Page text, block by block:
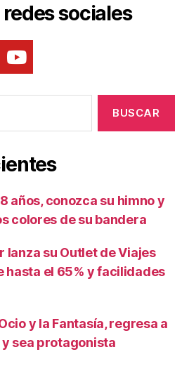
sociales
años, conozca su himno y
colores de su bandera
lanza su Outlet de Viajes
hasta el 65% y facilidades
y la Fantasía, regresa a
sea protagonista